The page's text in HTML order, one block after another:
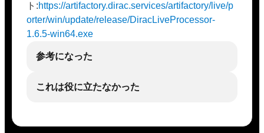
ト:https://artifactory.dirac.services/artifactory/live/p
orter/win/update/release/DiracLiveProcessor-
1.6.5-win64.exe
参考になった
これは役に立たなかった